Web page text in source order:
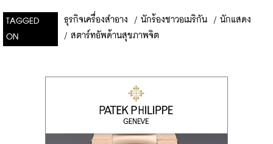
TAGGED
ON
ธุรกิจเครื่องสำอาง / นักร้องชาวอเมริกัน / นักแสดง
/ สตาร์ทอัพด้านสุขภาพจิต